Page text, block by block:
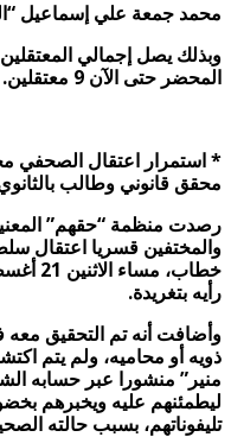
محمد جمعة علي إسماعيل
وبذلك يصل إجمالي
المحضر حتى الآن 9 معتقلين
.
*
محقق قانوني وطالب
رصدت منظمة “حقهم”
والمختفين قسريا اعتقال
رأيه بتغريدة.
وأضافت أنه تم التحقيق معه
ذويه أو محاميه، ولم يتم
منير” منشورا عبر حسابه
ليطمئنهم عليه ويخبرهم
تليفوناتهم، بسبب حالته الصحية